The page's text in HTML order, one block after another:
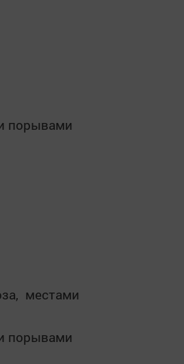
порывами
местами
порывами